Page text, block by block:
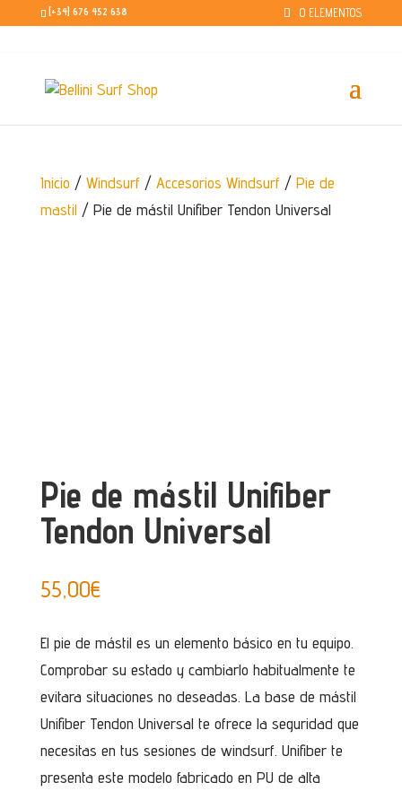
[+34] 676 452 638 0 ELEMENTOS
Inicio / Windsurf/ Accesorios Windsurf/ Pie de
mastil / Pie de mástil Unifiber Tendon Universal
Pie de mástil Unifiber
Tendon Universal
55,00€
El pie de mástil es un elemento básico en tu equipo.
Comprobar su estado y cambiarlo habitualmente te
evitara situaciones no deseadas. La base de mástil
Unifiber Tendon Universal te ofrece la seguridad que
necesitas en tus sesiones de windsurf. Unifiber te
presenta este modelo fabricado en PU de alta